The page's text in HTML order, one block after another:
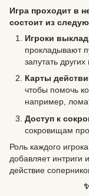
Игра проходит в
состоит из
Игроки
прокладывают
запутать
Карты
чтобы помочь
например,
Доступ к
сокровищам
Роль каждого
добавляет интриги
действие